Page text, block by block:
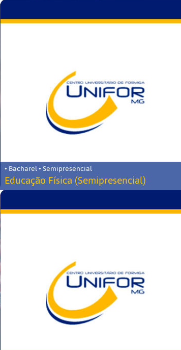
• Bacharel • Semipresencial
Educação Física (Semipresencial)